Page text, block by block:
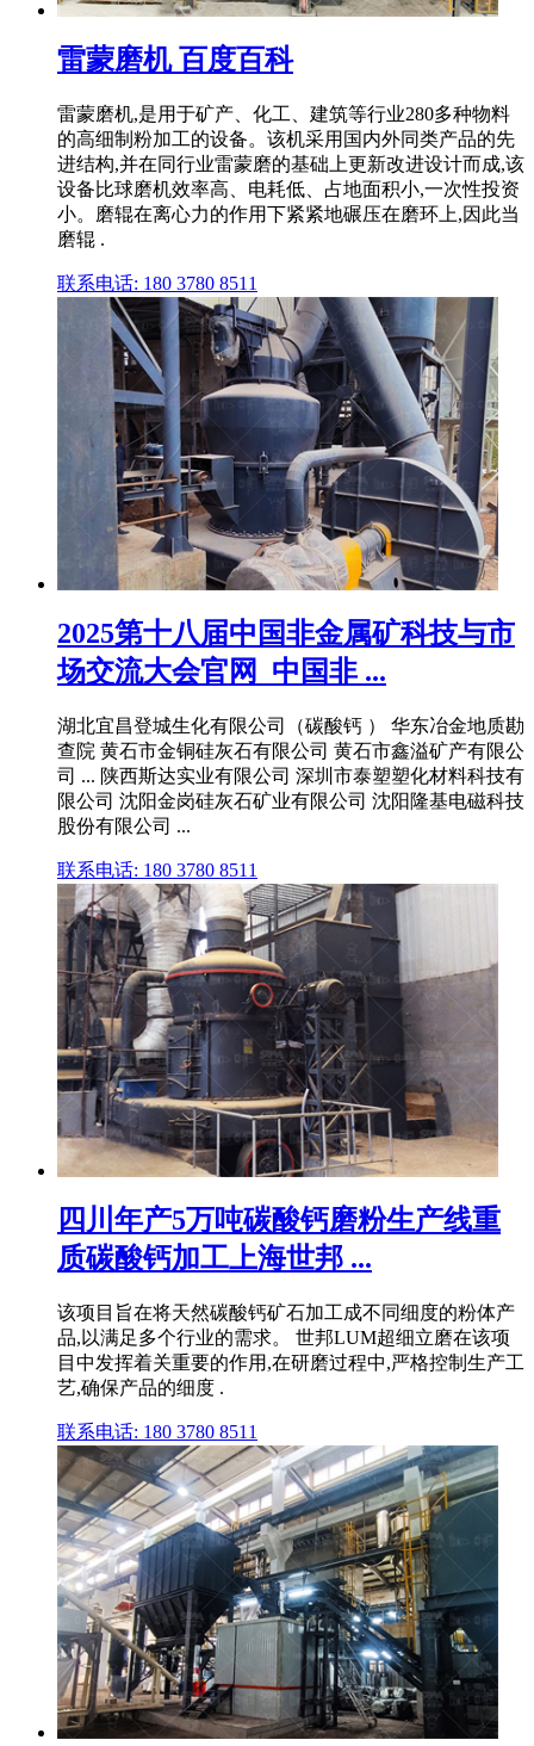
雷蒙磨机 百度百科
雷蒙磨机,是用于矿产、化工、建筑等行业280多种物料
的高细制粉加工的设备。该机采用国内外同类产品的先
进结构,并在同行业雷蒙磨的基础上更新改进设计而成,该
设备比球磨机效率高、电耗低、占地面积小,一次性投资
小。磨辊在离心力的作用下紧紧地碾压在磨环上,因此当
磨辊 .
联系电话: 180 3780 8511
2025第十八届中国非金属矿科技与市
场交流大会官网_中国非 ...
湖北宜昌登城生化有限公司（碳酸钙 ） 华东冶金地质勘
查院 黄石市金铜硅灰石有限公司 黄石市鑫溢矿产有限公
司 ... 陕西斯达实业有限公司 深圳市泰塑塑化材料科技有
限公司 沈阳金岗硅灰石矿业有限公司 沈阳隆基电磁科技
股份有限公司 ...
联系电话: 180 3780 8511
四川年产5万吨碳酸钙磨粉生产线重
质碳酸钙加工上海世邦 ...
该项目旨在将天然碳酸钙矿石加工成不同细度的粉体产
品,以满足多个行业的需求。 世邦LUM超细立磨在该项
目中发挥着关重要的作用,在研磨过程中,严格控制生产工
艺,确保产品的细度 .
联系电话: 180 3780 8511